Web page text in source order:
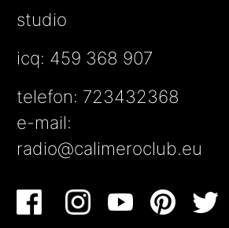
studio
icq: 459 368 907
telefon: 723432368
e-mail:
radio@calimeroclub.eu